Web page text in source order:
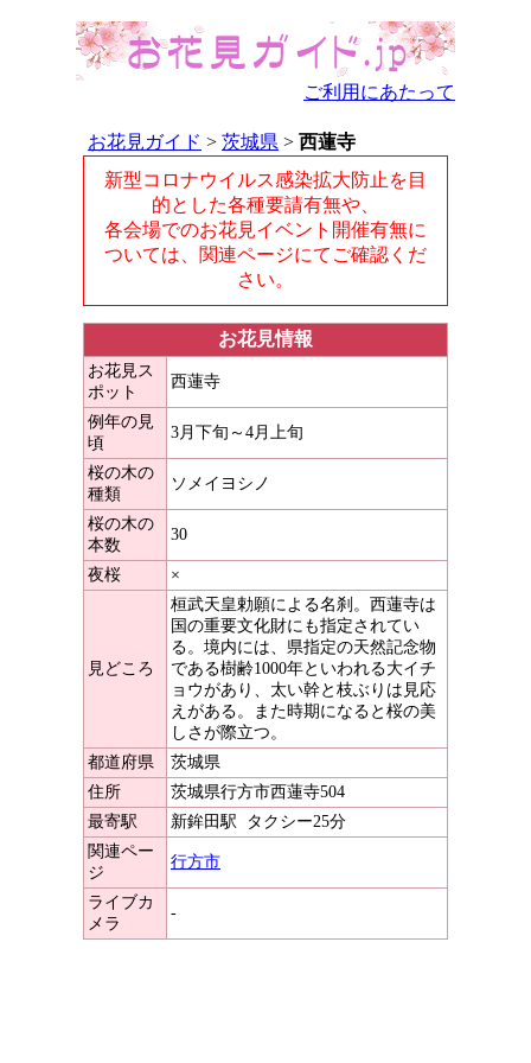
ご利用にあたって
お花見ガイド > 茨城県 > 西蓮寺
新型コロナウイルス感染拡大防止を目
的とした各種要請有無や、
各会場でのお花見イベント開催有無に
ついては、関連ページにてご確認くだ
さい。
お花見情報
お花見ス
ポット
西蓮寺
例年の見
頃
3月下旬～4月上旬
桜の木の
種類
ソメイヨシノ
桜の木の
本数
30
夜桜 ×
見どころ
桓武天皇勅願による名刹。西蓮寺は
国の重要文化財にも指定されてい
る。境内には、県指定の天然記念物
である樹齢1000年といわれる大イチ
ョウがあり、太い幹と枝ぶりは見応
えがある。また時期になると桜の美
しさが際立つ。
都道府県
茨城県
住所
茨城県行方市西蓮寺504
最寄駅
新鉾田駅 タクシー25分
関連ペー
ジ
行方市
ライブカ
メラ
-